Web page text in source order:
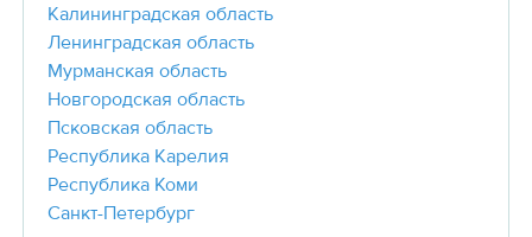
Калининградская область
Ленинградская область
Мурманская область
Новгородская область
Псковская область
Республика Карелия
Республика Коми
Санкт-Петербург